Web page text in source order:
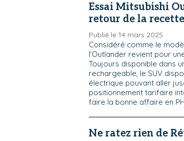
Essai Mitsubishi
retour de la
Publié le 14 mars 2025
Considéré comme le
l’Outlander revient pour
Toujours disponible dans
rechargeable, le SUV
électrique pouvant aller
positionnement tarifaire
faire la bonne affaire en
Ne ratez rien de